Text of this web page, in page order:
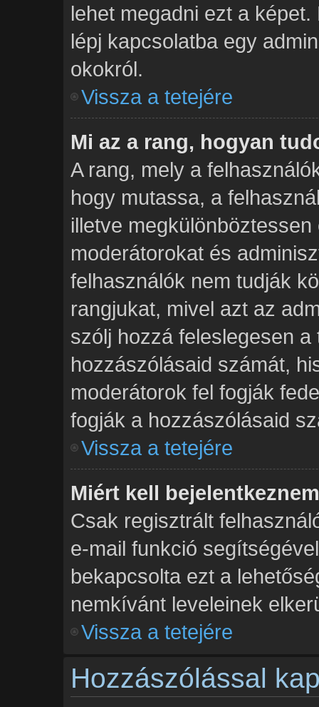
lehet megadni ezt a
lépj kapcsolatba egy
okokról.
Vissza a tetejére
Mi az a rang, hogyan
A rang, mely a
hogy mutassa, a
illetve
moderátorokat és
felhasználók nem tudják
rangjukat, mivel azt az
szólj hozzá feleslegesen
hozzászólásaid számát,
moderátorok fel fogják
fogják a hozzászólásaid
Vissza a tetejére
Miért kell
Csak regisztrált
e-mail funkció
bekapcsolta ezt a
nemkívánt leveleinek
Vissza a tetejére
Hozzászólással